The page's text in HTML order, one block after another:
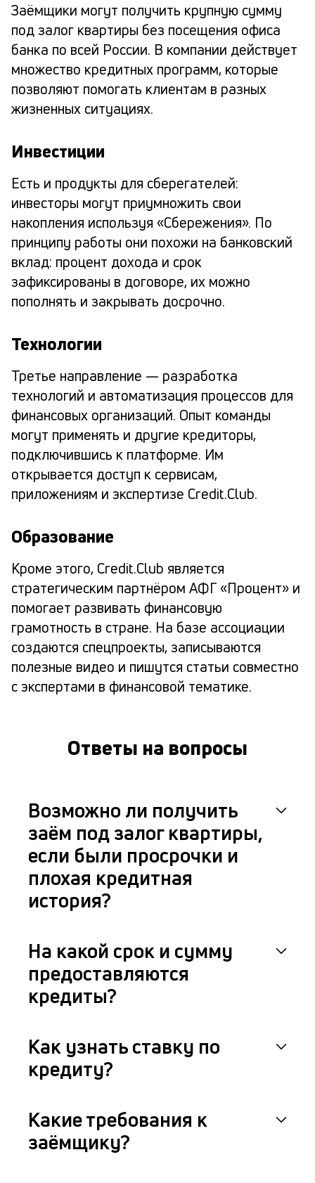
Заёмщики могут получить крупную сумму
под залог квартиры без посещения офиса
банка по всей России. В компании действует
множество кредитных программ, которые
позволяют помогать клиентам в разных
жизненных ситуациях.
Инвестиции
Есть и продукты для сберегателей:
инвесторы могут приумножить свои
накопления используя «Сбережения». По
принципу работы они похожи на банковский
вклад: процент дохода и срок
зафиксированы в договоре, их можно
пополнять и закрывать досрочно.
Технологии
Третье направление — разработка
технологий и автоматизация процессов для
финансовых организаций. Опыт команды
могут применять и другие кредиторы,
подключившись к платформе. Им
открывается доступ к сервисам,
приложениям и экспертизе Credit.Club.
Образование
Кроме этого, Credit.Club является
стратегическим партнёром АФГ «Процент» и
помогает развивать финансовую
грамотность в стране. На базе ассоциации
создаются спецпроекты, записываются
полезные видео и пишутся статьи совместно
с экспертами в финансовой тематике.
Ответы на вопросы
Возможно ли получить
заём под залог квартиры,
если были просрочки и
плохая кредитная
история?
На какой срок и сумму
предоставляются
кредиты?
Как узнать ставку по
кредиту?
Какие требования к
заёмщику?